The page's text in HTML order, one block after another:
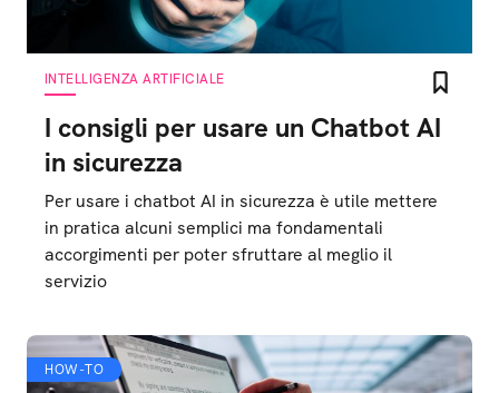
INTELLIGENZA ARTIFICIALE
I consigli per usare un Chatbot AI
in sicurezza
Per usare i chatbot AI in sicurezza è utile mettere
in pratica alcuni semplici ma fondamentali
accorgimenti per poter sfruttare al meglio il
servizio
HOW-TO